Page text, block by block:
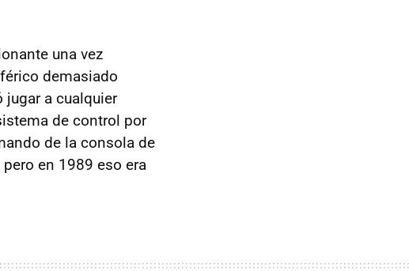
una vez
demasiado
jugar a cualquier
de control por
de la consola de
en 1989 eso era